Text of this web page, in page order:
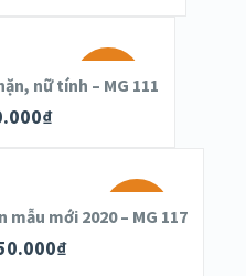
SALE!
nữ tính – MG 111
₫
SALE!
mới 2020 – MG 117
₫